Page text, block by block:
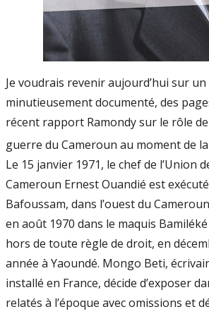
Je voudrais revenir aujourd’hui sur
minutieusement documenté, des
récent rapport Ramondy sur le rôle
guerre du Cameroun au moment de
Le 15 janvier 1971, le chef de l’Union
Cameroun Ernest Ouandié est
Bafoussam, dans l’ouest du
en août 1970 dans le maquis
hors de toute règle de droit, en
année à Yaoundé. Mongo Beti,
installé en France, décide d’exposer
relatés à l’époque avec omissions et